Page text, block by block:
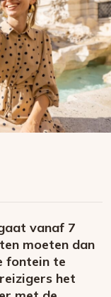
vanaf 7
moeten dan
fontein te
het